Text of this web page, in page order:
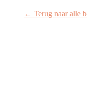
← Terug naar alle